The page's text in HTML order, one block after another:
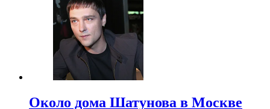
Около дома Шатунова в Москве